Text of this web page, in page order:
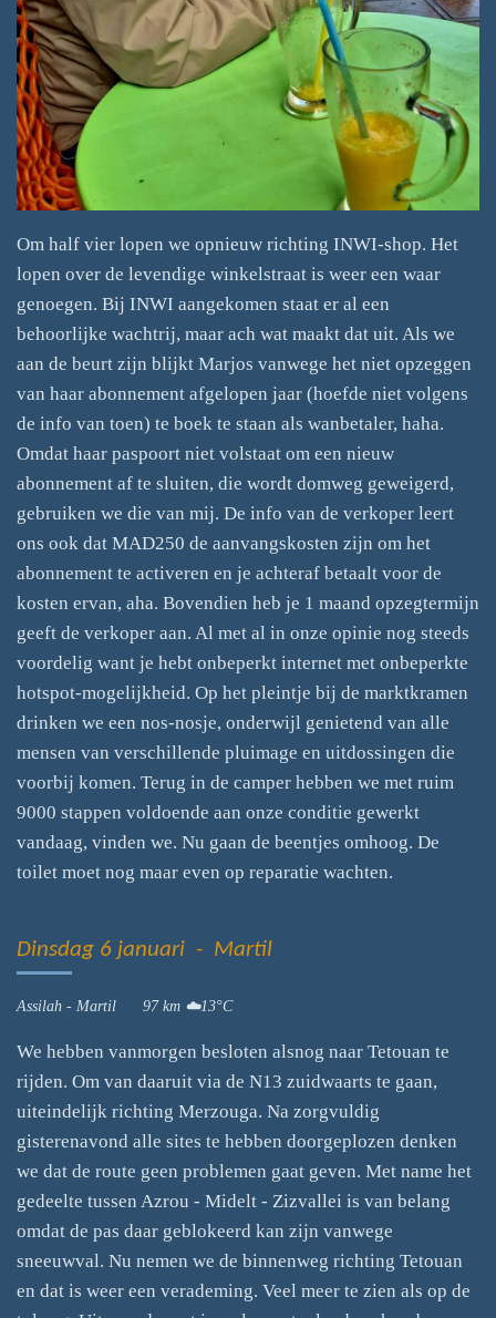
Om half vier lopen we opnieuw richting INWI-shop. Het
lopen over de levendige winkelstraat is weer een waar
genoegen. Bij INWI aangekomen staat er al een
behoorlijke wachtrij, maar ach wat maakt dat uit. Als we
aan de beurt zijn blijkt Marjos vanwege het niet opzeggen
van haar abonnement afgelopen jaar (hoefde niet volgens
de info van toen) te boek te staan als wanbetaler, haha.
Omdat haar paspoort niet volstaat om een nieuw
abonnement af te sluiten, die wordt domweg geweigerd,
gebruiken we die van mij. De info van de verkoper leert
ons ook dat MAD250 de aanvangskosten zijn om het
abonnement te activeren en je achteraf betaalt voor de
kosten ervan, aha. Bovendien heb je 1 maand opzegtermijn
geeft de verkoper aan. Al met al in onze opinie nog steeds
voordelig want je hebt onbeperkt internet met onbeperkte
hotspot-mogelijkheid. Op het pleintje bij de marktkramen
drinken we een nos-nosje, onderwijl genietend van alle
mensen van verschillende pluimage en uitdossingen die
voorbij komen. Terug in de camper hebben we met ruim
9000 stappen voldoende aan onze conditie gewerkt
vandaag, vinden we. Nu gaan de beentjes omhoog. De
toilet moet nog maar even op reparatie wachten.
Dinsdag 6 januari - Martil
Assilah - Martil 97 km ☁️13°C
We hebben vanmorgen besloten alsnog naar Tetouan te
rijden. Om van daaruit via de N13 zuidwaarts te gaan,
uiteindelijk richting Merzouga. Na zorgvuldig
gisterenavond alle sites te hebben doorgeplozen denken
we dat de route geen problemen gaat geven. Met name het
gedeelte tussen Azrou - Midelt - Zizvallei is van belang
omdat de pas daar geblokeerd kan zijn vanwege
sneeuwval. Nu nemen we de binnenweg richting Tetouan
en dat is weer een verademing. Veel meer te zien als op de